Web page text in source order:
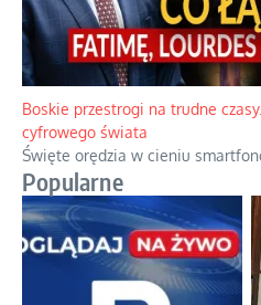
Boskie przestrogi na trudne
cyfrowego świata
Święte orędzia w cieniu
Popularne